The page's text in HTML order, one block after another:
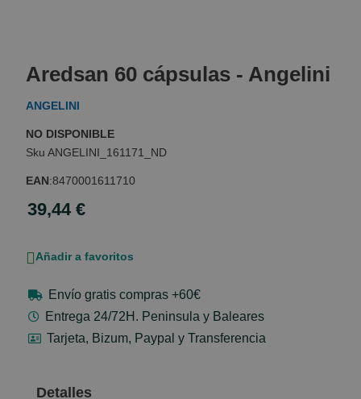
the
of
images
gallery
Aredsan 60 cápsulas - Angelini
ANGELINI
NO DISPONIBLE
ANGELINI_161171_ND
EAN:8470001611710
39,44 €
Añadir a favoritos
Envío gratis compras +60€
Entrega 24/72H. Peninsula y Baleares
Tarjeta, Bizum, Paypal y Transferencia
Detalles